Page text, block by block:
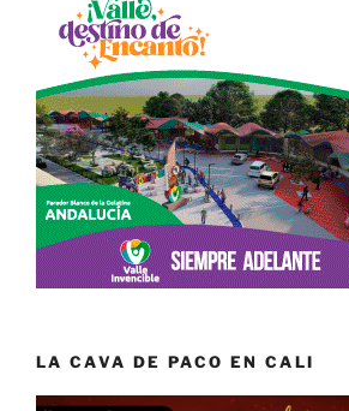
LA CAVA DE PACO EN CALI